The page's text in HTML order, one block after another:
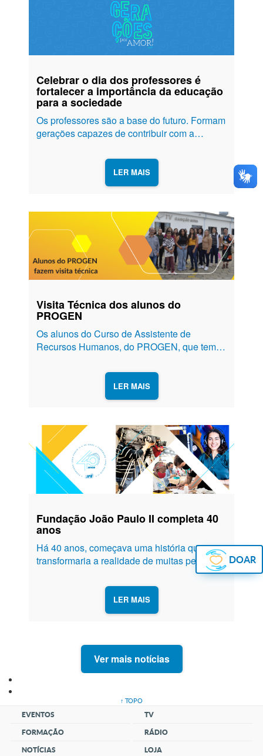
Celebrar o dia dos professores é
fortalecer a importância da educação
para a sociedade
Os professores são a base do futuro. Formam
gerações capazes de contribuir com a
só o conhecimento técnico e teórico, mas
uma iniciativa amorosa que impacta vidas e
gerações, trazendo esperança em um...
LER MAIS
Visita Técnica dos alunos do
PROGEN
Os alunos do Curso de Assistente de
Recursos Humanos, do PROGEN, que tem
técnica nos departamentos da Fundação
João Paulo II. Visitaram departamentos como
Davi, RH, Administração, Rádio e
LER MAIS
Fundação João Paulo II completa 40
anos
Há 40 anos, começava uma história que
transformaria a realidade de muitas pessoas.
Fundação João Paulo II. Sediada em
Cachoeira Paulista/SP, desde o seu princípio,
realizou um trabalho baseado em valores...
LER MAIS
Ver mais notícias
↑ TOPO
EVENTOS
FORMAÇÃO
NOTÍCIAS
TV
RÁDIO
LOJA
DOAR